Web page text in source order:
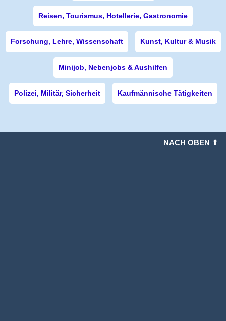
Reisen, Tourismus, Hotellerie, Gastronomie
Forschung, Lehre, Wissenschaft Kunst, Kultur & Musik
Minijob, Nebenjobs & Aushilfen
Polizei, Militär, Sicherheit Kaufmännische Tätigkeiten
NACH OBEN ⇑